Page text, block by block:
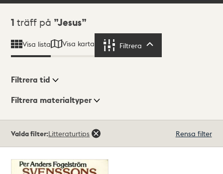
Sökresultat
1 träff på Jesus
Visa lista Visa karta Filtrera
Visningsläge
Filtrera tid
Filtrera materialtyper
träffar
Valda filter:Litteraturtips Rensa filter